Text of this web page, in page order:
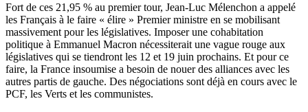
Fort de ces 21,95 % au premier tour, Jean-Luc Mélenchon a appelé
les Français à le faire « élire » Premier ministre en se mobilisant
massivement pour les législatives. Imposer une cohabitation
politique à Emmanuel Macron nécessiterait une vague rouge aux
législatives qui se tiendront les 12 et 19 juin prochains. Et pour ce
faire, la France insoumise a besoin de nouer des alliances avec les
autres partis de gauche. Des négociations sont déjà en cours avec le
PCF, les Verts et les communistes.